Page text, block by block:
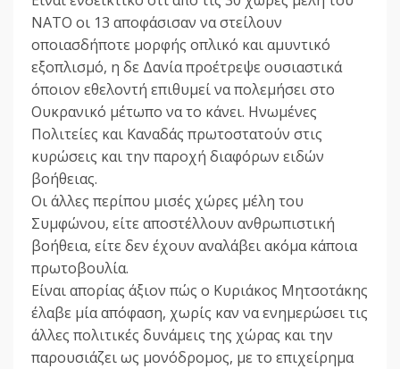
ΝΑΤΟ οι 13 αποφάσισαν να στείλουν
οποιασδήποτε μορφής οπλικό και αμυντικό
εξοπλισμό, η δε Δανία προέτρεψε ουσιαστικά
όποιον εθελοντή επιθυμεί να πολεμήσει στο
Ουκρανικό μέτωπο να το κάνει. Ηνωμένες
Πολιτείες και Καναδάς πρωτοστατούν στις
κυρώσεις και την παροχή διαφόρων ειδών
βοήθειας.
Οι άλλες περίπου μισές χώρες μέλη του
Συμφώνου, είτε αποστέλλουν ανθρωπιστική
βοήθεια, είτε δεν έχουν αναλάβει ακόμα κάποια
πρωτοβουλία.
Είναι απορίας άξιον πώς ο Κυριάκος Μητσοτάκης
έλαβε μία απόφαση, χωρίς καν να ενημερώσει τις
άλλες πολιτικές δυνάμεις της χώρας και την
παρουσιάζει ως μονόδρομος, με το επιχείρημα